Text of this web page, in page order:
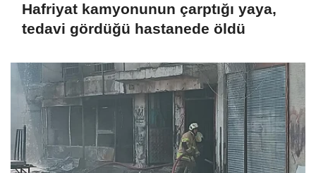
Hafriyat kamyonunun çarptığı yaya,
tedavi gördüğü hastanede öldü